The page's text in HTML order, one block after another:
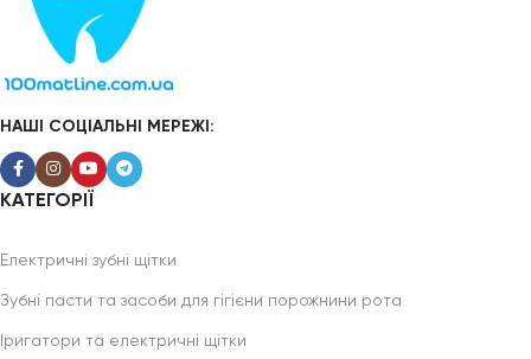
НАШІ СОЦІАЛЬНІ МЕРЕЖІ:
КАТЕГОРІЇ
Електричні зубні щітки
Зубні пасти та засоби для гігієни порожнини рота
Іригатори та електричні щітки